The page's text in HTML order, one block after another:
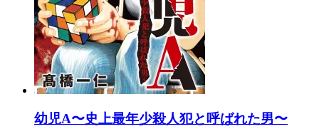
幼児A〜史上最年少殺人犯と呼ばれた男〜